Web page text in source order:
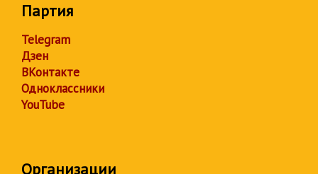
Партия
Telegram
Дзен
ВКонтакте
Одноклассники
YouTube
Организации